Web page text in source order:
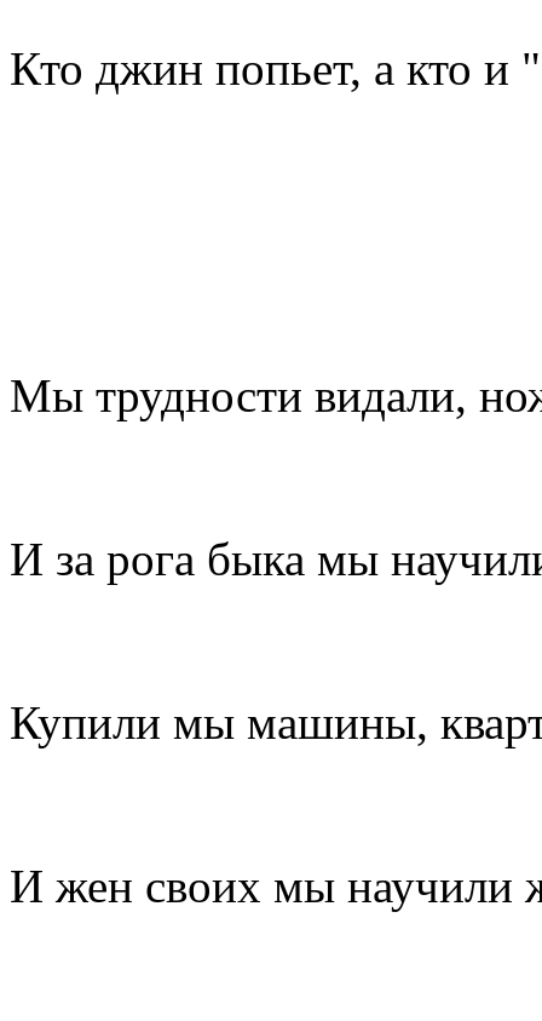
Кто джин попьет, а кто и
Мы трудности видали,
И за рога быка мы
Купили мы машины,
И жен своих мы научили